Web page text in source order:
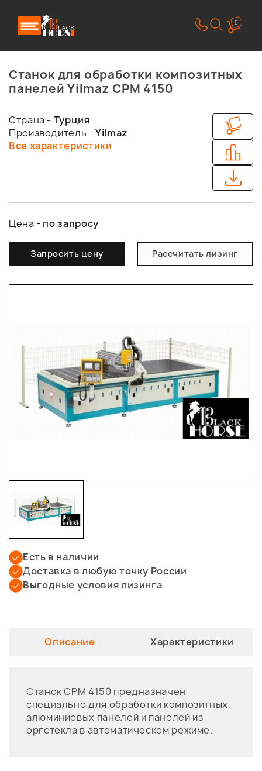
0
Станок для обработки композитных
панелей Yilmaz CPM 4150
Страна - Турция
Производитель -Yilmaz
Все характеристики
Цена - по запросу
Запросить цену Рассчитать лизинг
Есть в наличии
Доставка в любую точку России
Выгодные условия лизинга
Описание Характеристики
Станок CPM 4150 предназначен
специально для обработки композитных,
алюминиевых панелей и панелей из
оргстекла в автоматическом режиме.